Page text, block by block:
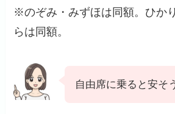
※のぞみ・みずほは同額。ひか
らは同額。
自由席に乗ると安そ